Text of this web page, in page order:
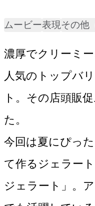
ムービー表現その他
濃厚でクリーミ
人気のトップバ
ト。その店頭販
た。
今回は夏にぴっ
て作るジェラー
ジェラート」。